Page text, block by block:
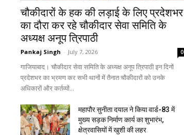
चौकीदारों के हक की लड़ाई के लिए प्रदेशभर
का दौरा कर रहे चौकीदार सेवा समिति के
अध्यक्ष अनूप त्रिपाठी
Pankaj Singh - July 7, 2026 0
गाजियाबाद। चौकीदार सेवा समिति के अध्यक्ष अनूप त्रिपाठी इन दिनों
प्रदेशभर का भ्रमण कर सभी थानों में तैनात चौकीदारों को उनके
अधिकारों और कर्तव्यों...
महापौर सुनीता दयाल ने किया वार्ड-83 में
मुख्य सड़क निर्माण कार्य का शुभारंभ,
क्षेत्रवासियों में खुशी की लहर